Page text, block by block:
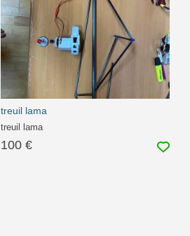
treuil lama
treuil lama
100 €